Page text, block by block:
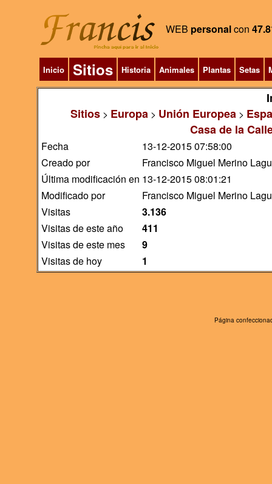
WEB personalcon
Inicio Sitios Historia Animales Plantas Setas
Sitios> Europa> Unión Europea>
Casa de la
Fecha
13-12-2015 07:58:00
Creado por
Francisco Miguel Merino
Última modificación en 13-12-2015 08:01:21
Modificado por
Francisco Miguel Merino
Visitas
3.136
Visitas de este año
411
Visitas de este mes
9
Visitas de hoy
1
Página